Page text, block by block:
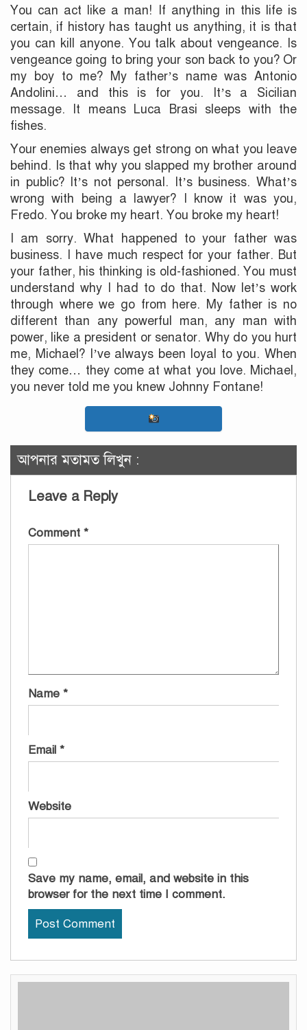
You can act like a man! If anything in this life is
certain, if history has taught us anything, it is that
you can kill anyone. You talk about vengeance. Is
vengeance going to bring your son back to you? Or
my boy to me? My father’s name was Antonio
Andolini… and this is for you. It’s a Sicilian
message. It means Luca Brasi sleeps with the
fishes.
Your enemies always get strong on what you leave
behind. Is that why you slapped my brother around
in public? It’s not personal. It’s business. What’s
wrong with being a lawyer? I know it was you,
Fredo. You broke my heart. You broke my heart!
I am sorry. What happened to your father was
business. I have much respect for your father. But
your father, his thinking is old-fashioned. You must
understand why I had to do that. Now let’s work
through where we go from here. My father is no
different than any powerful man, any man with
power, like a president or senator. Why do you hurt
me, Michael? I’ve always been loyal to you. When
they come… they come at what you love. Michael,
you never told me you knew Johnny Fontane!
আপনার মতামত লিখুন :
Leave a Reply
Comment *
Name *
Email *
Website
Save my name, email, and website in this
browser for the next time I comment.